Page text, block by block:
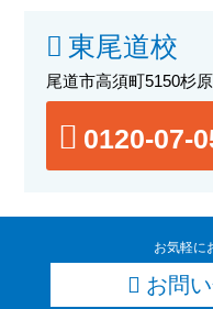
東尾道校
尾道市高須町5150杉
0120-07-
お気軽に
お問